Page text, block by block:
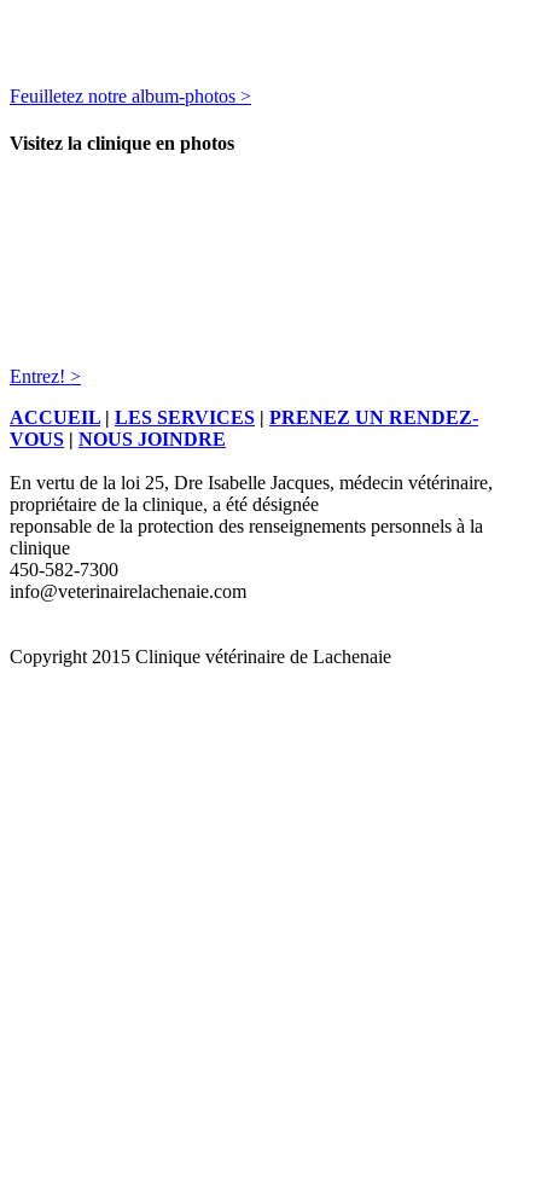
Feuilletez notre album-photos >
Visitez la clinique en photos
Entrez! >
ACCUEIL | LES SERVICES | PRENEZ UN RENDEZ-
VOUS | NOUS JOINDRE
En vertu de la loi 25, Dre Isabelle Jacques, médecin vétérinaire,
propriétaire de la clinique, a été désignée
reponsable de la protection des renseignements personnels à la
clinique
450-582-7300
info@veterinairelachenaie.com
Copyright 2015 Clinique vétérinaire de Lachenaie